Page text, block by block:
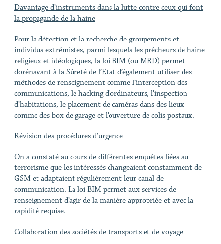
Davantage d’instruments dans la lutte contre ceux qui font
la propagande de la haine
Pour la détection et la recherche de groupements et
individus extrémistes, parmi lesquels les prêcheurs de haine
religieux et idéologiques, la loi BIM (ou MRD) permet
dorénavant à la Sûreté de l’Etat d’également utiliser des
méthodes de renseignement comme l’interception des
communications, le hacking d’ordinateurs, l’inspection
d’habitations, le placement de caméras dans des lieux
comme des box de garage et l’ouverture de colis postaux.
Révision des procédures d’urgence
On a constaté au cours de différentes enquêtes liées au
terrorisme que les intéressés changeaient constamment de
GSM et adaptaient régulièrement leur canal de
communication. La loi BIM permet aux services de
renseignement d’agir de la manière appropriée et avec la
rapidité requise.
Collaboration des sociétés de transports et de voyage